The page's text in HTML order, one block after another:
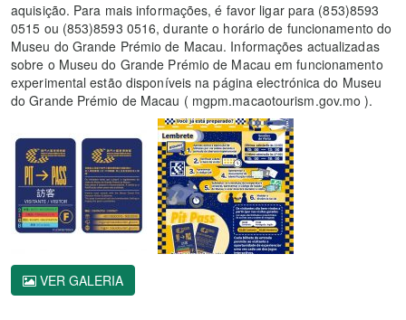
aquisição. Para mais informações, é favor ligar para (853)8593
0515 ou (853)8593 0516, durante o horário de funcionamento do
Museu do Grande Prémio de Macau. Informações actualizadas
sobre o Museu do Grande Prémio de Macau em funcionamento
experimental estão disponíveis na página electrónica do Museu
do Grande Prémio de Macau ( mgpm.macaotourism.gov.mo ).
VER GALERIA